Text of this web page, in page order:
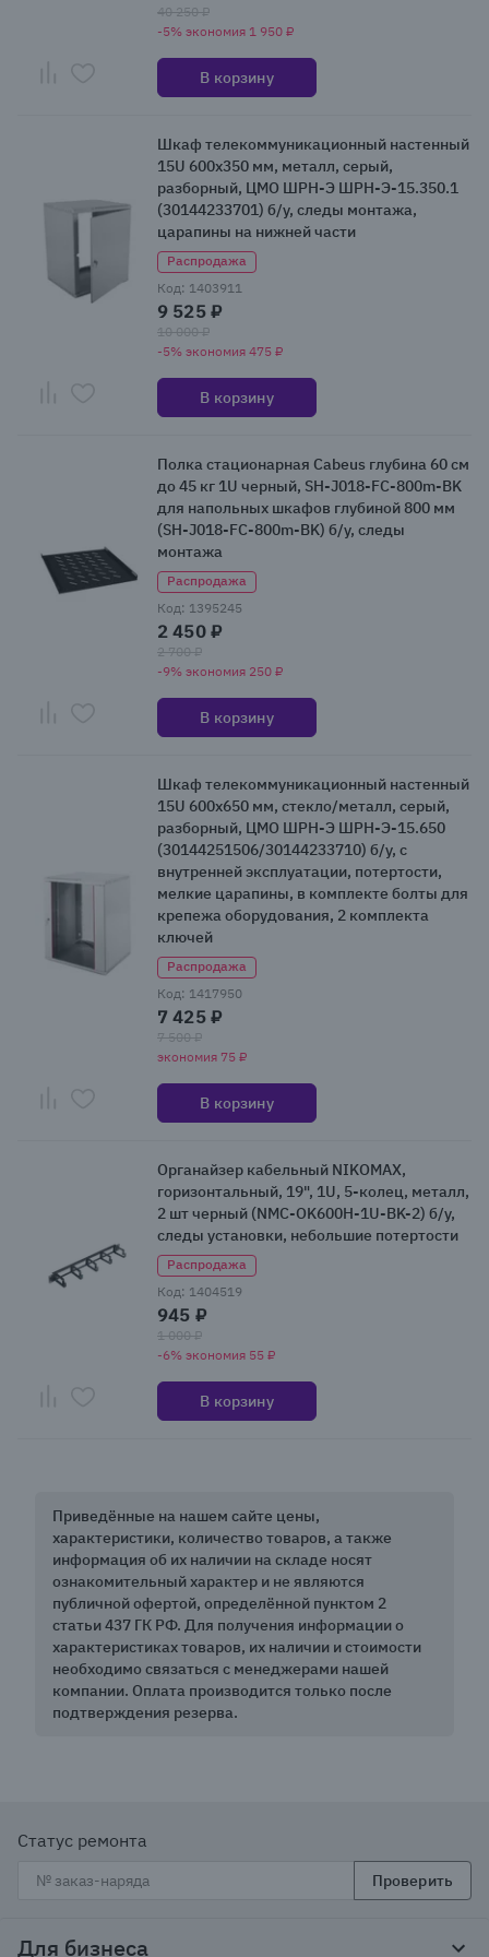
40 250 ₽
-5% экономия 1 950 ₽
В корзину
Шкаф телекоммуникационный настенный
15U 600x350 мм, металл, серый,
разборный, ЦМО ШРН-Э ШРН-Э-15.350.1
(30144233701) б/у, следы монтажа,
царапины на нижней части
Распродажа
Код: 1403911
9 525 ₽
10 000 ₽
-5% экономия 475 ₽
В корзину
Полка стационарная Cabeus глубина 60 см
до 45 кг 1U черный, SH-J018-FC-800m-BK
для напольных шкафов глубиной 800 мм
(SH-J018-FC-800m-BK) б/у, следы
монтажа
Распродажа
Код: 1395245
2 450 ₽
2 700 ₽
-9% экономия 250 ₽
В корзину
Шкаф телекоммуникационный настенный
15U 600x650 мм, стекло/металл, серый,
разборный, ЦМО ШРН-Э ШРН-Э-15.650
(30144251506/30144233710) б/у, с
внутренней эксплуатации, потертости,
мелкие царапины, в комплекте болты для
крепежа оборудования, 2 комплекта
ключей
Распродажа
Код: 1417950
7 425 ₽
7 500 ₽
экономия 75 ₽
В корзину
Органайзер кабельный NIKOMAX,
горизонтальный, 19", 1U, 5-колец, металл,
2 шт черный (NMC-OK600H-1U-BK-2) б/у,
следы установки, небольшие потертости
Распродажа
Код: 1404519
945 ₽
1 000 ₽
-6% экономия 55 ₽
В корзину
Приведённые на нашем сайте цены,
характеристики, количество товаров, а также
информация об их наличии на складе носят
ознакомительный характер и не являются
публичной офертой, определённой пунктом 2
статьи 437 ГК РФ. Для получения информации о
характеристиках товаров, их наличии и стоимости
необходимо связаться с менеджерами нашей
компании. Оплата производится только после
подтверждения резерва.
Статус ремонта
Проверить
Для бизнеса